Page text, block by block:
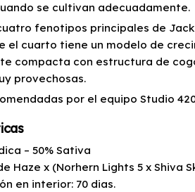
se cultivan adecuadamente.
fenotipos principales de
el cuarto tiene un modelo de
compacta con estructura de
provechosas.
por el equipo Studio
– 50% Sativa
Haze x (Norhern Lights 5 x Shiva
en interior: 70 dias.